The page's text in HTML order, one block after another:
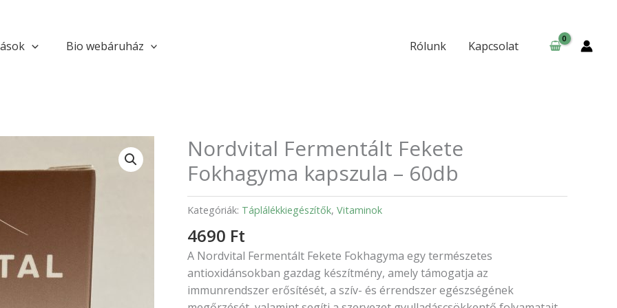
Bio webáruház Rólunk Kapcsolat
Nordvital Fermentált Fekete
Fokhagyma kapszula – 60db
Kategóriák: Táplálékkiegészítők, Vitaminok
4690 Ft
A Nordvital Fermentált Fekete Fokhagyma egy természetes
antioxidánsokban gazdag készítmény, amely támogatja az
immunrendszer erősítését, a szív- és érrendszer egészségének
Nordvital
Fermentált
Fekete
Fokhagyma
kapszula
–
60db
mennyiség